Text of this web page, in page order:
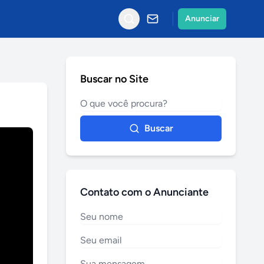
Anunciar
Buscar no Site
Buscar
Contato com o Anunciante